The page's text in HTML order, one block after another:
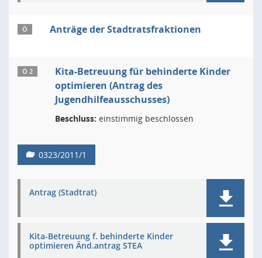
Ö Anträge der Stadtratsfraktionen
Ö 2
Kita-Betreuung für behinderte Kinder
optimieren (Antrag des
Jugendhilfeausschusses)
Beschluss: einstimmig beschlossen
0323/2011/1
Antrag (Stadtrat)
Kita-Betreuung f. behinderte Kinder
optimieren Änd.antrag STEA